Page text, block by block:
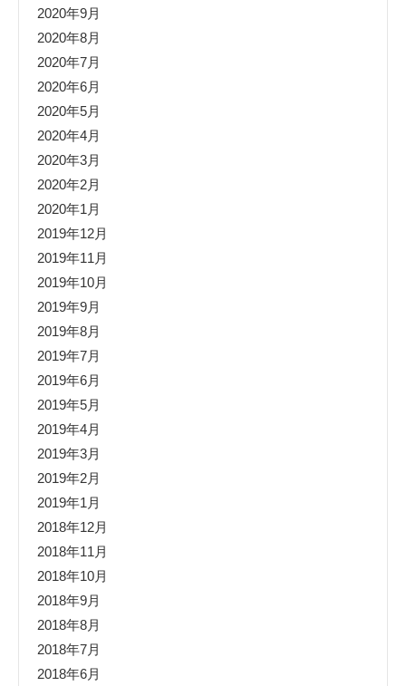
2020年9月
2020年8月
2020年7月
2020年6月
2020年5月
2020年4月
2020年3月
2020年2月
2020年1月
2019年12月
2019年11月
2019年10月
2019年9月
2019年8月
2019年7月
2019年6月
2019年5月
2019年4月
2019年3月
2019年2月
2019年1月
2018年12月
2018年11月
2018年10月
2018年9月
2018年8月
2018年7月
2018年6月